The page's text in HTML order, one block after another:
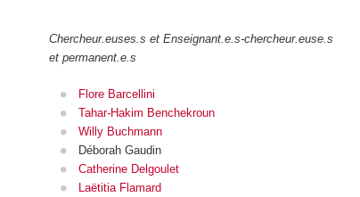
Chercheur.euses.s et Enseignant.e.s-chercheur.euse.s
et permanent.e.s
Flore Barcellini
Tahar-Hakim Benchekroun
Willy Buchmann
Déborah Gaudin
Catherine Delgoulet
Laëtitia Flamard